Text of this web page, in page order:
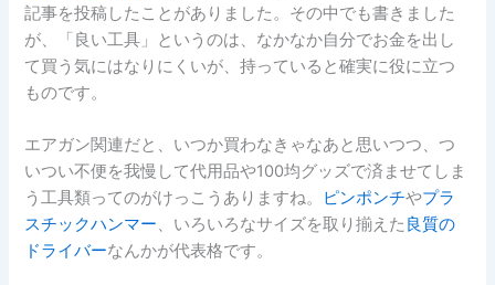
記事を投稿したことがありました。その中でも書きました
が、「良い工具」というのは、なかなか自分でお金を出し
て買う気にはなりにくいが、持っていると確実に役に立つ
ものです。
エアガン関連だと、いつか買わなきゃなあと思いつつ、つ
いつい不便を我慢して代用品や100均グッズで済ませてしま
う工具類ってのがけっこうありますね。 ピンポンチやプラ
スチックハンマー、いろいろなサイズを取り揃えた 良質の
ドライバーなんかが代表格です。